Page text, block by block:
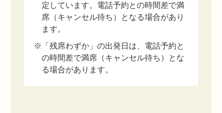
定しています。電話予約との時間差で満
席（キャンセル待ち）となる場合があり
ます。
※「残席わずか」の出発日は、電話予約と
の時間差で満席（キャンセル待ち）とな
る場合があります。